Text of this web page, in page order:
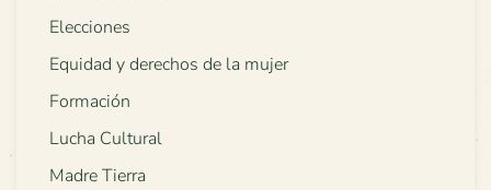
Elecciones
Equidad y derechos de la mujer
Formación
Lucha Cultural
Madre Tierra